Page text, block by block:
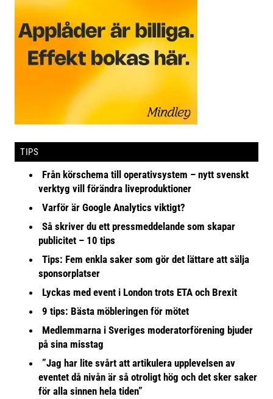
TIPS
Från körschema till operativsystem – nytt svenskt
verktyg vill förändra liveproduktioner
Varför är Google Analytics viktigt?
Så skriver du ett pressmeddelande som skapar
publicitet – 10 tips
Tips: Fem enkla saker som gör det lättare att sälja
sponsorplatser
Lyckas med event i London trots ETA och Brexit
9 tips: Bästa möbleringen för mötet
Medlemmarna i Sveriges moderatorförening bjuder
på sina misstag
”Jag har lite svårt att artikulera upplevelsen av
eventet då nivån är så otroligt hög och det sker saker
för alla sinnen hela tiden”